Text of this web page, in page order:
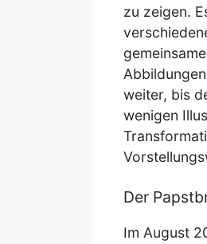
zu zeigen.
weiter, bis
wenigen
Der
Im August